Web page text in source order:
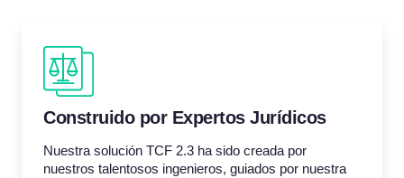
Construido por Expertos Jurídicos
Nuestra solución TCF 2.3 ha sido creada por
nuestros talentosos ingenieros, guiados por nuestra